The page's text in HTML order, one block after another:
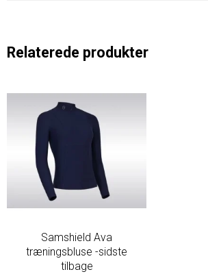
Relaterede produkter
Samshield Ava
træningsbluse -sidste
tilbage